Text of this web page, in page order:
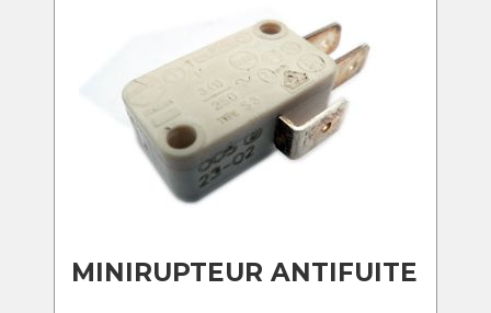
MINIRUPTEUR ANTIFUITE